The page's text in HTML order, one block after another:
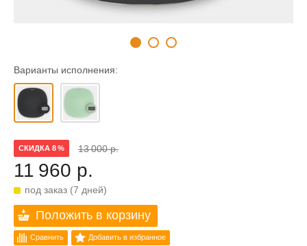
Варианты исполнения:
СКИДКА 8 % 13 000 р.
11 960 р.
под заказ (7 дней)
Положить в корзину
Сравнить Добавить в избранное